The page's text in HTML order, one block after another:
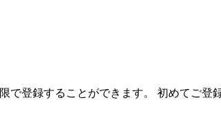
登録することができます。 初めてご登